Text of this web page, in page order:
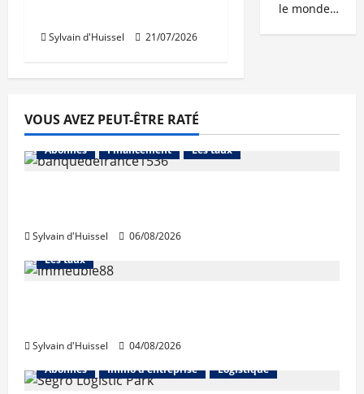
Sylvain d'Huissel 21/07/2026
le monde…
VOUS AVEZ PEUT-ÊTRE RATÉ
Abonnés Financement Les taux
Sylvain d'Huissel 06/08/2026
Abonnés Financement
Les taux
Sylvain d'Huissel
04/08/2026
Abonnés
Immo d'entreprise Logistique